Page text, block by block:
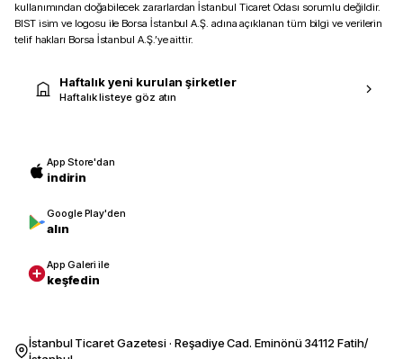
kullanımından doğabilecek zararlardan İstanbul Ticaret Odası sorumlu değildir.
BIST isim ve logosu ile Borsa İstanbul A.Ş. adına açıklanan tüm bilgi ve verilerin
telif hakları Borsa İstanbul A.Ş.’ye aittir.
Haftalık yeni kurulan şirketler
Haftalık listeye göz atın
App Store'dan
indirin
Google Play'den
alın
App Galeri ile
keşfedin
İstanbul Ticaret Gazetesi · Reşadiye Cad. Eminönü 34112 Fatih/